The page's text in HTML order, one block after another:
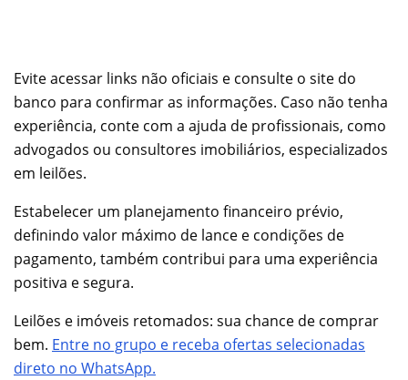
Evite acessar links não oficiais e consulte o site do
banco para confirmar as informações. Caso não tenha
experiência, conte com a ajuda de profissionais, como
advogados ou consultores imobiliários, especializados
em leilões.
Estabelecer um planejamento financeiro prévio,
definindo valor máximo de lance e condições de
pagamento, também contribui para uma experiência
positiva e segura.
Leilões e imóveis retomados: sua chance de comprar
bem. Entre no grupo e receba ofertas selecionadas
direto no WhatsApp.